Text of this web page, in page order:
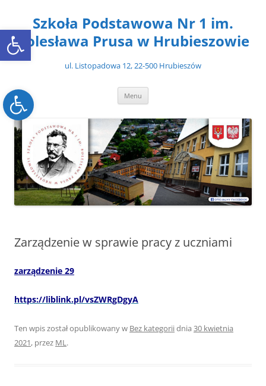
Open toolbar
Open toolbar
treściSzkoła Podstawowa Nr 1 im.
Bolesława Prusa w Hrubieszowie
ul. Listopadowa 12, 22-500 Hrubieszów
Menu
Zarządzenie w sprawie pracy z uczniami
zarządzenie 29
https://liblink.pl/vsZWRgDgyA
Ten wpis został opublikowany w Bez kategoriidnia 30 kwietnia
2021, przez ML .